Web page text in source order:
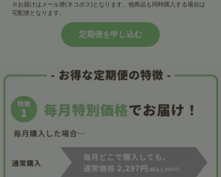
※お届けはメール便(ネコポス)となります。他商品も同時購入する場合は
宅配便となります。
定期便を申し込む